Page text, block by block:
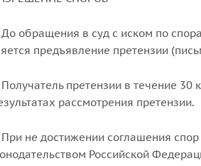
До обращения в суд с иском по
предъявление претензии
Получатель претензии в течение
рассмотрения претензии.
При не достижении соглашения
Российской